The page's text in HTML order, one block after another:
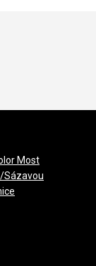
Most
Sázavou